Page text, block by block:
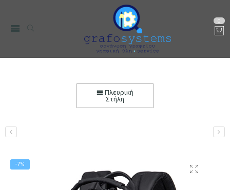
0
15.6″ 24L Μαύρη
PC, Τηλεφωνία & περιφεριακά
Τσάντες Μεταφοράς Laptop
Πλευρική
Στήλη
-7%